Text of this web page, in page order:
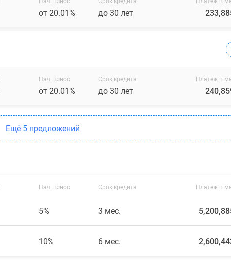
от 20.01% до 30 лет
Нач. взнос
от 20.01%
Срок кредита
до 30 лет
Платеж в
Ещё 5 предложений
Нач. взнос
5%
Срок кредита
3 мес.
Платеж в
10% 6 мес.